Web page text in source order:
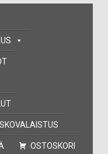
OSTOSKORI